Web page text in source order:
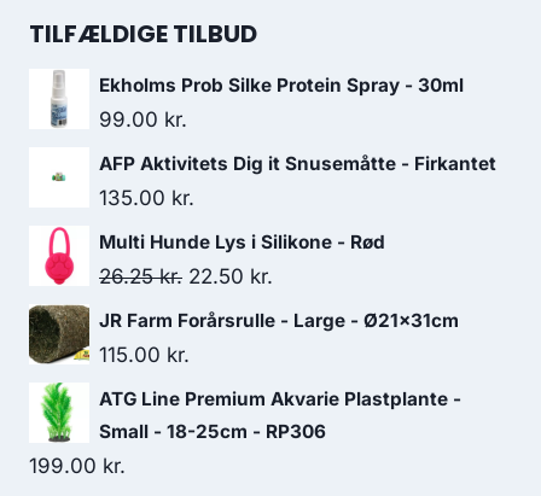
57.50 kr.. 50.00 kr..
pris
51.25 kr..
45.00 kr..
TILFÆLDIGE TILBUD
Ekholms Prob Silke Protein Spray - 30ml
99.00 kr.
AFP Aktivitets Dig it Snusemåtte - Firkantet
135.00 kr.
Multi Hunde Lys i Silikone - Rød
26.25kr. Den
oprindelige
26.25 kr..
22.50 kr.
aktuelle
22.50 kr..
JR Farm Forårsrulle - Large - Ø21x31cm
115.00 kr.
ATG Line Premium Akvarie Plastplante -
Small - 18-25cm - RP306
199.00 kr.